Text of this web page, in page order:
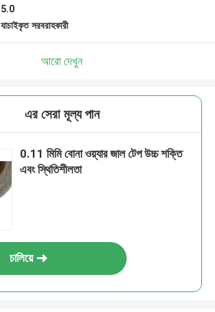
5.0
যাচাইকৃত সরবরাহকারী
আরো দেখুন
এর সেরা মূল্য পান
0.11 মিমি বোনা ওয়্যার জাল টেপ উচ্চ শক্তি
এবং স্থিতিশীলতা
চালিয়ে